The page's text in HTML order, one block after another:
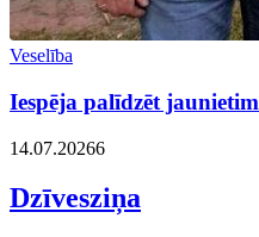
Veselība
Iespēja palīdzēt jaunietim
14.07.20266
Dzīvesziņa